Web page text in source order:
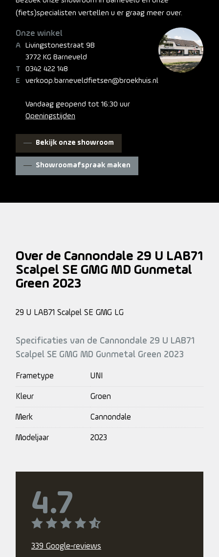
(fiets)specialisten vertellen u er graag meer over.
Onze winkel
Livingstonestraat 9B
3772 KG Barneveld
0342 422 148
verkoop.barneveldfietsen@broekhuis.nl
Vandaag geopend tot 16:30 uur
Openingstijden
Bekijk onze showroom
Showroomafspraak maken
Over de Cannondale 29 U LAB71
Scalpel SE GMG MD Gunmetal
Green 2023
29 U LAB71 Scalpel SE GMG LG
Specificaties van de Cannondale 29 U LAB71
Scalpel SE GMG MD Gunmetal Green 2023
Frametype UNI
Kleur Groen
Merk Cannondale
Modeljaar 2023
4.7
339 Google-reviews